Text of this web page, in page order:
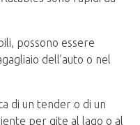
possono essere
dell’auto o nel
di un tender o di un
per gite al lago o al